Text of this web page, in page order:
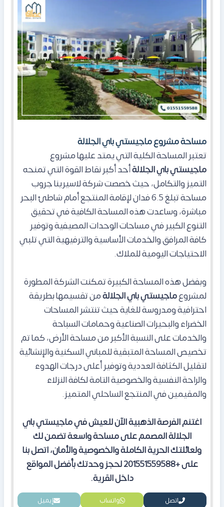
مساحة مشروع ماجيستي باي الجلالة
تعتبر المساحة الكلية التي يمتد عليها مشروع
ماجيستي باي الجلالةأحد أكبر نقاط القوة التي تمنحه
التميز والتكامل، حيث خصصت شركة لاسيرينا جروب
مساحة تبلغ 6.5 فدان لإقامة المنتجع أمام شاطئ البحر
مباشرة، وساعدت هذه المساحة الكافية في تحقيق
التنوع الكبير في مساحات الوحدات المصيفية وتوفير
كافة المرافق والخدمات الأساسية والترفيهية التي تلبي
الاحتياجات اليومية للملاك.
وبفضل هذه المساحة الكبيرة تمكنت الشركة المطورة
لمشروعماجيستي باي الجلالةمن تقسيمها بطريقة
احترافية ومدروسة للغاية حيث تنتشر المساحات
الخضراء والبحيرات الصناعية وحمامات السباحة
والخدمات على النسبة الأكبر من مساحة الأرض، كما تم
تخصيص المساحة المتبقية للمباني السكنية والإنشائية
لتقليل الكثافة العددية وتوفير أعلى درجات الهدوء
والراحة النفسية والخصوصية التامة لكافة النزلاء
والمقيمين في المنتجع الساحلي المتميز.
اغتنم الفرصة الذهبية الآن للعيش في ماجيستي باي
الجلالة المصمم على مساحة واسعة تضمن لك
ولعائلتك الحرية الكاملة والخصوصية والأمان، اتصل بنا
على +201551559588 لحجز وحدتك بأفضل المواقع
داخل القرية.
اتصل واتساب إيميل